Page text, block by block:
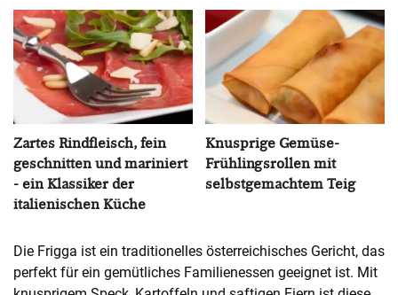
Zartes Rindfleisch, fein
geschnitten und mariniert
- ein Klassiker der
italienischen Küche
Knusprige Gemüse-
Frühlingsrollen mit
selbstgemachtem Teig
Die Frigga ist ein traditionelles österreichisches Gericht, das
perfekt für ein gemütliches Familienessen geeignet ist. Mit